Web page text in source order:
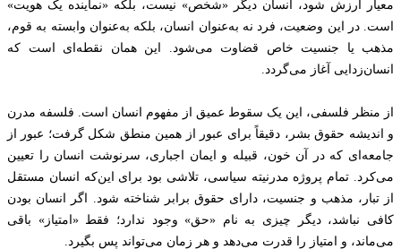
معیار ارزش شود، انسان دیگر «شخص» نیست، بلکه «نماینده یک هویت»
است. در این وضعیت، فرد نه به‌عنوان انسان، بلکه به‌عنوان وابسته به قوم،
مذهب یا جنسیت خاص قضاوت می‌شود. این همان نقطه‌ای است که
انسان‌زدایی آغاز می‌گردد.
از منظر فلسفی، این یک سقوط عمیق از مفهوم انسان است. فلسفه مدرن
و اندیشه حقوق بشر، دقیقاً برای عبور از همین منطق شکل گرفت؛ عبور از
جامعه‌ای که در آن خون، قبیله و ایمان اجباری، سرنوشت انسان را تعیین
می‌کرد. تمام پروژه مدرنیته سیاسی، تلاشی بود برای این‌که انسان مستقل
از تبار، مذهب و جنسیت، دارای حقوق برابر شناخته شود. اگر انسان بودن
کافی نباشد، دیگر چیزی به نام «حق» وجود ندارد؛ فقط «امتیاز» باقی
می‌ماند، و امتیاز را قدرت می‌دهد و هر زمان می‌تواند پس بگیرد.